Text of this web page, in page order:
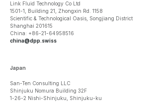
Link Fluid Technology Co Ltd
1501-1, Building 21, Zhongxin Rd. 1158
Scientific & Technological Oasis, Songjiang District
Shanghai 201615
China: +86-21-64958516
china@dpp.swiss
Japan
San-Ten Consulting LLC
Shinjuku Nomura Building 32F
1-26-2 Nishi-Shinjuku, Shinjuku-ku